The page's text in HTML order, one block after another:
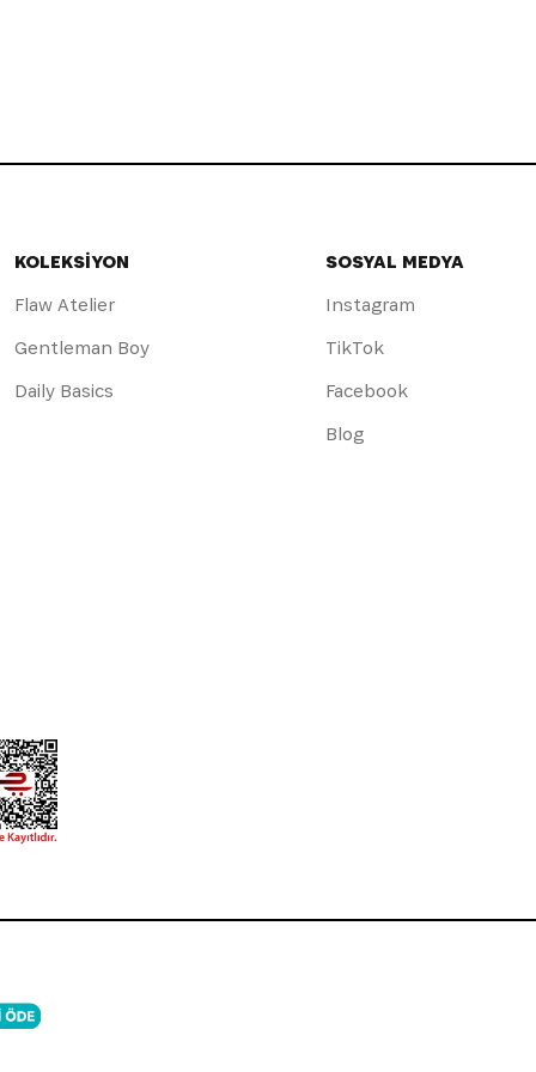
KOLEKSİYON
Flaw Atelier
Gentleman Boy
Daily Basics
SOSYAL MEDYA
Instagram
TikTok
Facebook
Blog